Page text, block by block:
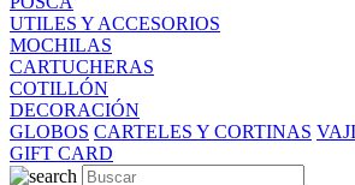
UTILES Y ACCESORIOS
MOCHILAS
CARTUCHERAS
COTILLÓN
DECORACIÓN
GLOBOS CARTELES Y CORTINAS
GIFT CARD